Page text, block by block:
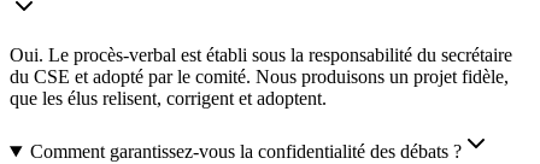
Oui. Le procès-verbal est établi sous la responsabilité du secrétaire
du CSE et adopté par le comité. Nous produisons un projet fidèle,
que les élus relisent, corrigent et adoptent.
Comment garantissez-vous la confidentialité des débats ?